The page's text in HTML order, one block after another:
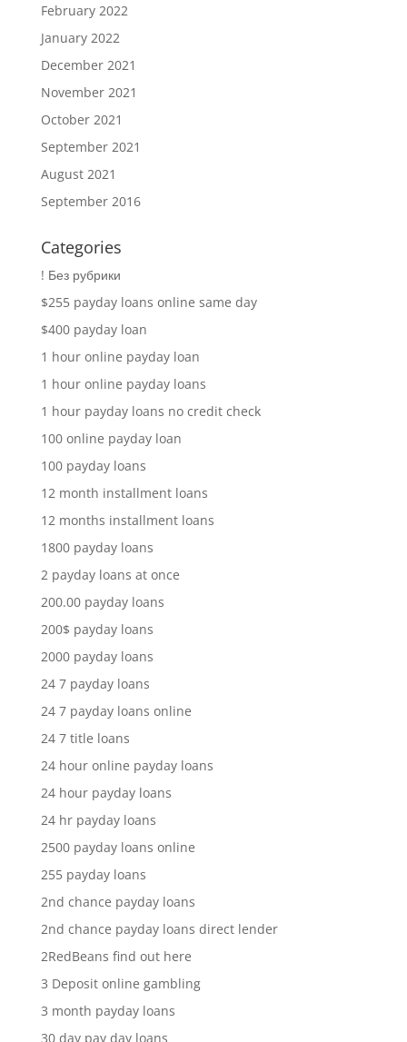
February 2022
January 2022
December 2021
November 2021
October 2021
September 2021
August 2021
September 2016
Categories
! Без рубрики
$255 payday loans online same day
$400 payday loan
1 hour online payday loan
1 hour online payday loans
1 hour payday loans no credit check
100 online payday loan
100 payday loans
12 month installment loans
12 months installment loans
1800 payday loans
2 payday loans at once
200.00 payday loans
200$ payday loans
2000 payday loans
24 7 payday loans
24 7 payday loans online
24 7 title loans
24 hour online payday loans
24 hour payday loans
24 hr payday loans
2500 payday loans online
255 payday loans
2nd chance payday loans
2nd chance payday loans direct lender
2RedBeans find out here
3 Deposit online gambling
3 month payday loans
30 day pay day loans